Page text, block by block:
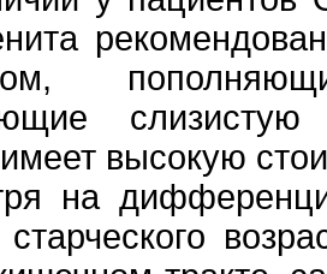
высокую
на